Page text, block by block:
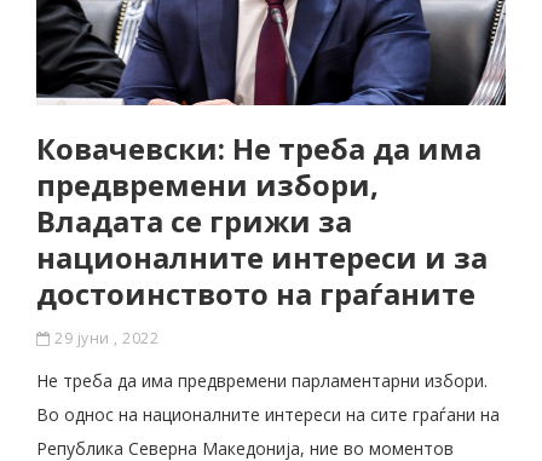
Ковачевски: Не треба да има
предвремени избори,
Владата се грижи за
националните интереси и за
достоинството на граѓаните
29 јуни , 2022
Не треба да има предвремени парламентарни избори.
Во однос на националните интереси на сите граѓани на
Република Северна Македонија, ние во моментов